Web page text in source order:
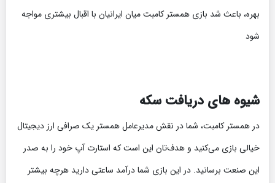
بهره، باعث شد بازی همستر کامبت میان ایرانیان با اقبال بیشتری مواجه
شود
شیوه های دریافت سکه
در همستر کامبت، شما در نقش مدیرعامل همستر یک صرافی ارز دیجیتال
خیالی بازی می‌کنید و هدف‌تان این است که استارت‌ آپ خود را به صدر
این صنعت برسانید. در این بازی شما درآمد ساعتی دارید هرچه بیشتر